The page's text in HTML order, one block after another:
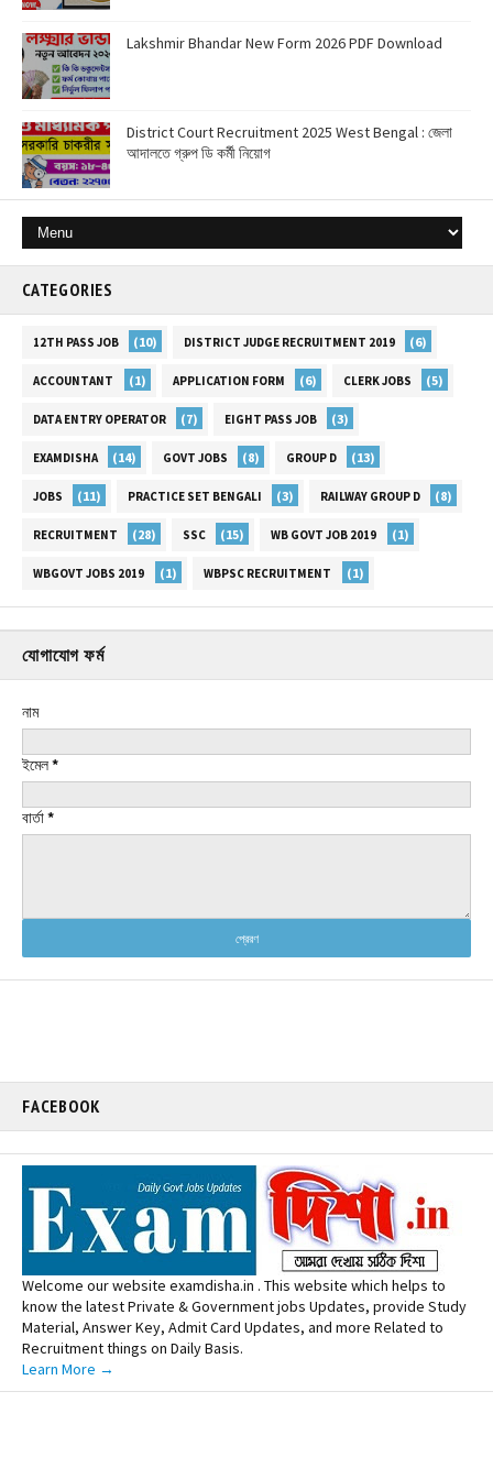
Lakshmir Bhandar New Form 2026 PDF Download
District Court Recruitment 2025 West Bengal : জেলা
আদালতে গ্রুপ ডি কর্মী নিয়োগ
CATEGORIES
12TH PASS JOB (10) DISTRICT JUDGE RECRUITMENT 2019 (6)
ACCOUNTANT (1) APPLICATION FORM (6) CLERK JOBS (5)
DATA ENTRY OPERATOR (7) EIGHT PASS JOB (3)
EXAMDISHA (14) GOVT JOBS (8) GROUP D (13)
JOBS (11) PRACTICE SET BENGALI (3) RAILWAY GROUP D (8)
RECRUITMENT (28) SSC (15) WB GOVT JOB 2019 (1)
WBGOVT JOBS 2019 (1) WBPSC RECRUITMENT (1)
যোগাযোগ ফর্ম
নাম
ইমেল*
বার্তা*
FACEBOOK
Welcome our website examdisha.in . This website which helps to
know the latest Private & Government jobs Updates, provide Study
Material, Answer Key, Admit Card Updates, and more Related to
Recruitment things on Daily Basis.
Learn More →